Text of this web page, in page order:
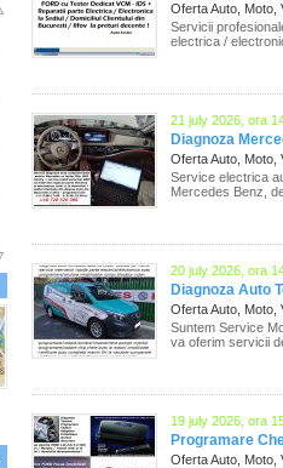
Oferta Auto, Moto,
Servicii
electrica /
21 july 2026, ora
Diagnoza
Oferta Auto, Moto,
Service electrica
Mercedes Benz,
20 july 2026, ora
Diagnoza Auto
Oferta Auto, Moto,
Suntem Service
va oferim servicii
19 july 2026, ora
Programare
Oferta Auto, Moto,